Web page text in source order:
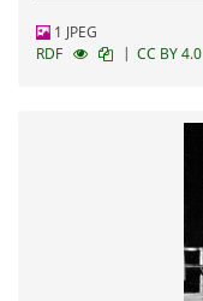
1 JPEG
RDF
| CC BY 4.0